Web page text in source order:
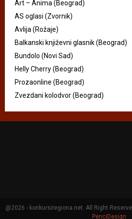
Art – Anima (Beograd)
AS oglasi (Zvornik)
Avlija (Rožaje)
Balkanski književni glasnik (Beograd)
Bundolo (Novi Sad)
Helly Cherry (Beograd)
Prozaonline (Beograd)
Zvezdani kolodvor (Beograd)
@2026 - konkursiregiona.net. All Right
PenciDesign